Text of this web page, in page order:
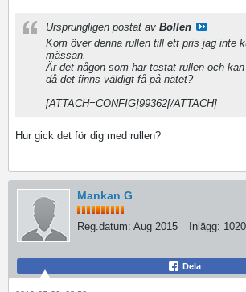
Ursprungligen postat av Bollen
Kom över denna rullen till ett pris jag inte
mässan.
Är det någon som har testat rullen och
då det finns väldigt få på nätet?
[ATTACH=CONFIG]99362[/ATTACH]
Hur gick det för dig med rullen?
Mankan G
Reg.datum: Aug 2015 Inlägg: 1020
Dela